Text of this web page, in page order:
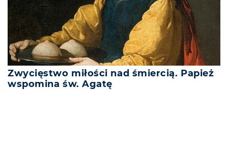
Zwycięstwo miłości nad śmiercią. Papież
wspomina św. Agatę